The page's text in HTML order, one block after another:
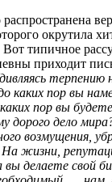
окрутила
типичное
приходит
терпению
каких пор вы
пор вы
дорого дело
возмущения,
жизни,
делаете свой